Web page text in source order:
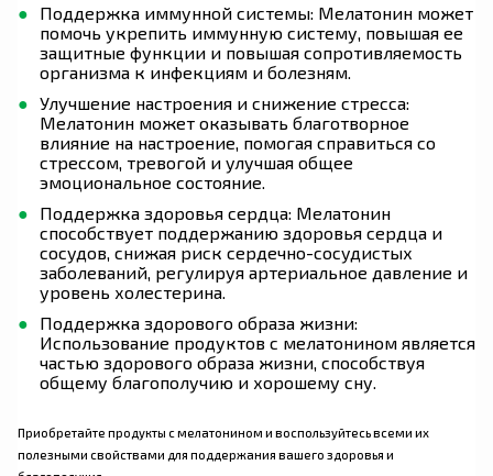
Поддержка иммунной системы: Мелатонин может
помочь укрепить иммунную систему, повышая ее
защитные функции и повышая сопротивляемость
организма к инфекциям и болезням.
Улучшение настроения и снижение стресса:
Мелатонин может оказывать благотворное
влияние на настроение, помогая справиться со
стрессом, тревогой и улучшая общее
эмоциональное состояние.
Поддержка здоровья сердца: Мелатонин
способствует поддержанию здоровья сердца и
сосудов, снижая риск сердечно-сосудистых
заболеваний, регулируя артериальное давление и
уровень холестерина.
Поддержка здорового образа жизни:
Использование продуктов с мелатонином является
частью здорового образа жизни, способствуя
общему благополучию и хорошему сну.
Приобретайте продукты с мелатонином и воспользуйтесь всеми их
полезными свойствами для поддержания вашего здоровья и